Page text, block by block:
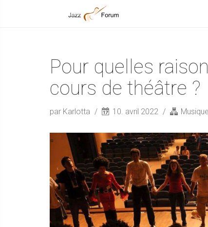
Pour quelles
cours de théâtre ?
par Karlotta 10. avril 2022